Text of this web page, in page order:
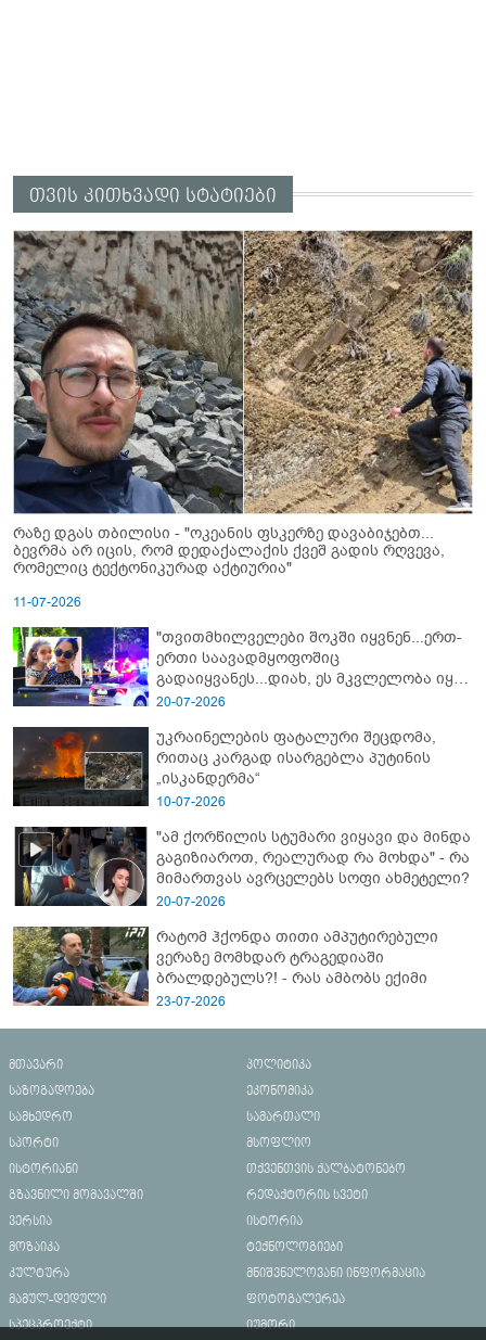
თვის კითხვადი სტატიები
რაზე დგას თბილისი - "ოკეანის ფსკერზე დავაბიჯებთ...
ბევრმა არ იცის, რომ დედაქალაქის ქვეშ გადის რღვევა,
რომელიც ტექტონიკურად აქტიურია"
11-07-2026
"თვითმხილველები შოკში იყვნენ...ერთ-
ერთი საავადმყოფოშიც
გადაიყვანეს...დიახ, ეს მკვლელობა იყო"
- გორში დატრიალებული ტრაგედიის
20-07-2026
უკრაინელების ფატალური შეცდომა,
რითაც კარგად ისარგებლა პუტინის
„ისკანდერმა“
10-07-2026
"ამ ქორწილის სტუმარი ვიყავი და მინდა
გაგიზიაროთ, რეალურად რა მოხდა" - რა
მიმართვას ავრცელებს სოფი ახმეტელი?
20-07-2026
რატომ ჰქონდა თითი ამპუტირებული
ვერაზე მომხდარ ტრაგედიაში
ბრალდებულს?! - რას ამბობს ექიმი
23-07-2026
მთავარი
პოლიტიკა
საზოგადოება
ეკონომიკა
სამხედრო
სამართალი
სპორტი
მსოფლიო
ისტორიანი
თქვენთვის ქალბატონებო
გზავნილი მომავალში
რედაქტორის სვეტი
ვერსია
ისტორია
მოზაიკა
ტექნოლოგიები
კულტურა
მნიშვნელოვანი ინფორმაცია
მამულ-დედული
ფოტოგალერეა
სპეცპროექტი
იუმორი